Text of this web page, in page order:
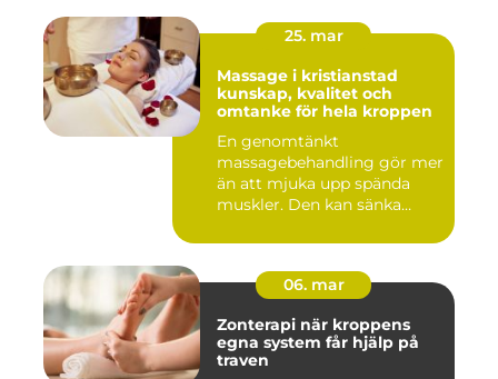
25. mar
Massage i kristianstad
kunskap, kvalitet och
omtanke för hela kroppen
En genomtänkt
massagebehandling gör mer
än att mjuka upp spända
muskler. Den kan sänka
06. mar
Zonterapi när kroppens
egna system får hjälp på
traven